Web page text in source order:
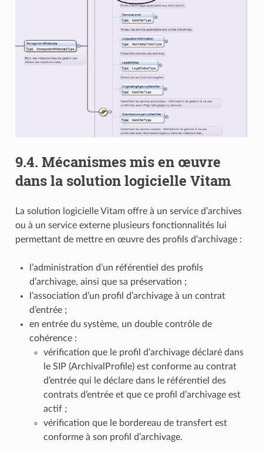
9.4. Mécanismes mis en œuvre
dans la solution logicielle Vitam
La solution logicielle Vitam offre à un service d’archives
ou à un service externe plusieurs fonctionnalités lui
permettant de mettre en œuvre des profils d’archivage :
l’administration d’un référentiel des profils
d’archivage, ainsi que sa préservation ;
l’association d’un profil d’archivage à un contrat
d’entrée ;
en entrée du système, un double contrôle de
cohérence :
vérification que le profil d’archivage déclaré dans
le SIP (ArchivalProfile) est conforme au contrat
d’entrée qui le déclare dans le référentiel des
contrats d’entrée et que ce profil d’archivage est
actif ;
vérification que le bordereau de transfert est
conforme à son profil d’archivage.